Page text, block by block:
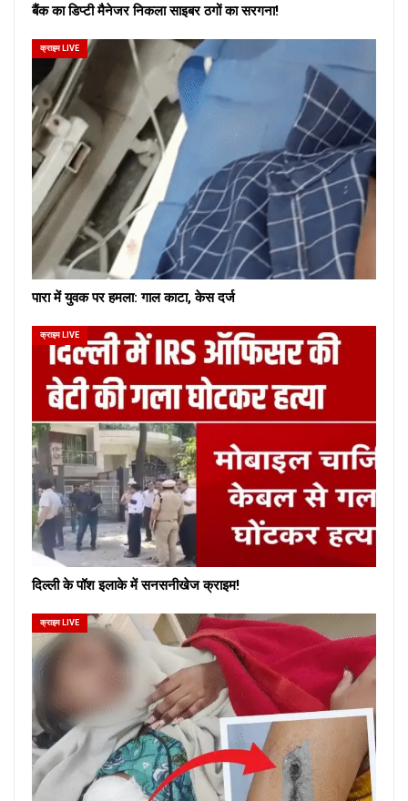
बैंक का डिप्टी मैनेजर निकला साइबर ठगों का सरगना!
क्राइम LIVE
पारा में युवक पर हमला: गाल काटा, केस दर्ज
क्राइम LIVE
दिल्ली के पॉश इलाके में सनसनीखेज क्राइम!
क्राइम LIVE